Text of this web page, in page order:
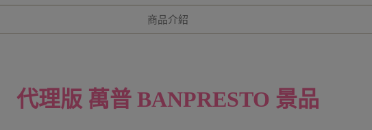
商品介紹
代理版 萬普 BANPRESTO 景品